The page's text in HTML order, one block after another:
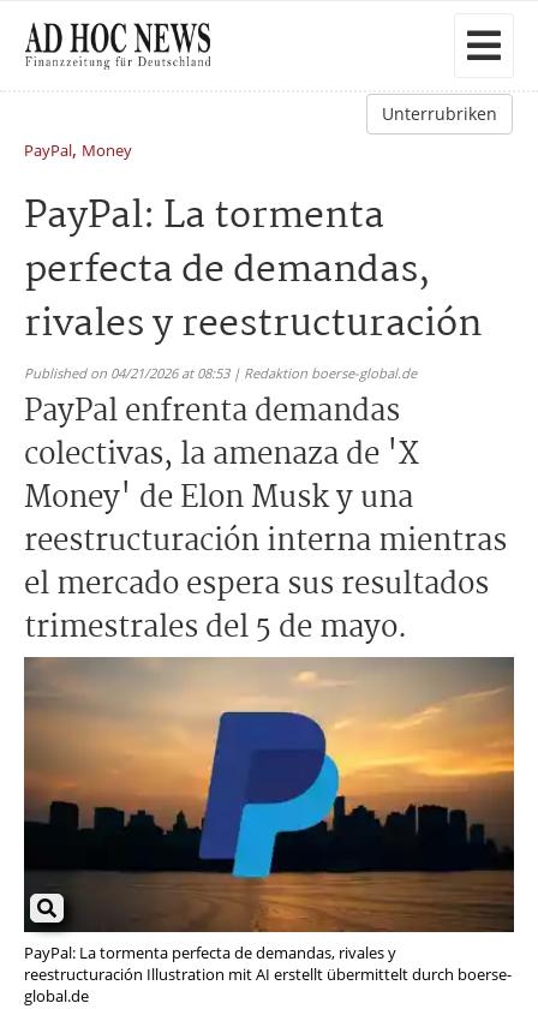
Unterrubriken
PayPal, Money
PayPal: La tormenta
perfecta de demandas,
rivales y reestructuración
Published on 04/21/2026 at 08:53 | Redaktion boerse-global.de
PayPal enfrenta demandas
colectivas, la amenaza de 'X
Money' de Elon Musk y una
reestructuración interna mientras
el mercado espera sus resultados
trimestrales del 5 de mayo.
PayPal: La tormenta perfecta de demandas, rivales y
reestructuración Illustration mit AI erstellt übermittelt durch boerse-
global.de